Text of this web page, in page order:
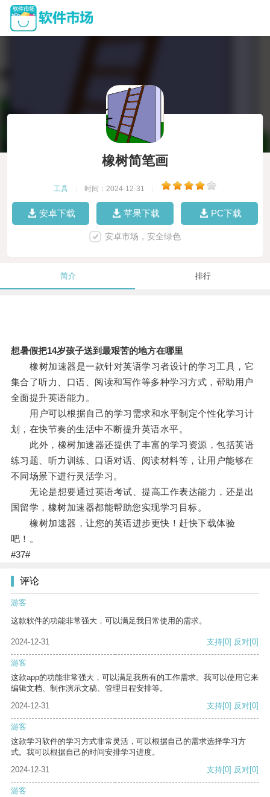
橡树简笔画
工具 时间：2024-12-31
安卓下载 苹果下载 PC下载
安卓市场，安全绿色
简介 排行
想暑假把14岁孩子送到最艰苦的地方在哪里
橡树加速器是一款针对英语学习者设计的学习工具，它
集合了听力、口语、阅读和写作等多种学习方式，帮助用户
全面提升英语能力。
用户可以根据自己的学习需求和水平制定个性化学习计
划，在快节奏的生活中不断提升英语水平。
此外，橡树加速器还提供了丰富的学习资源，包括英语
练习题、听力训练、口语对话、阅读材料等，让用户能够在
不同场景下进行灵活学习。
无论是想要通过英语考试、提高工作表达能力，还是出
国留学，橡树加速器都能帮助您实现学习目标。
橡树加速器，让您的英语进步更快！赶快下载体验
吧！。
#37#
评论
游客
这款软件的功能非常强大，可以满足我日常使用的需求。
2024-12-31 支持[0] 反对[0]
游客
这款app的功能非常强大，可以满足我所有的工作需求。我可以使用它来
编辑文档、制作演示文稿、管理日程安排等。
2024-12-31
支持[0] 反对[0]
游客
这款学习软件的学习方式非常灵活，可以根据自己的需求选择学习方
式。我可以根据自己的时间安排学习进度。
2024-12-31
支持[0] 反对[0]
游客